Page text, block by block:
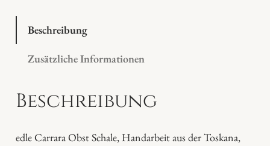
h
e
Beschreibung
Zusätzliche Informationen
Beschreibung
edle Carrara Obst Schale, Handarbeit aus der Toskana,